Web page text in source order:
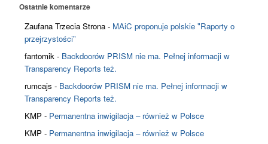
Ostatnie komentarze
Zaufana Trzecia Strona - MAiC proponuje polskie "Raporty o
przejrzystości"
fantomik - Backdoorów PRISM nie ma. Pełnej informacji w
Transparency Reports też.
rumcajs - Backdoorów PRISM nie ma. Pełnej informacji w
Transparency Reports też.
KMP - Permanentna inwigilacja – również w Polsce
KMP - Permanentna inwigilacja – również w Polsce